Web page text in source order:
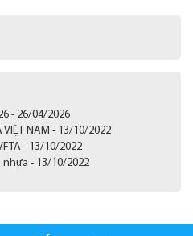
- 26/04/2026
VIỆT NAM - 13/10/2022
- 13/10/2022
- 13/10/2022